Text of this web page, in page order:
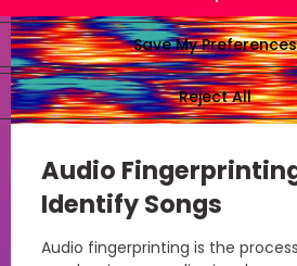
Audio
Identify Songs
Audio fingerprinting is the